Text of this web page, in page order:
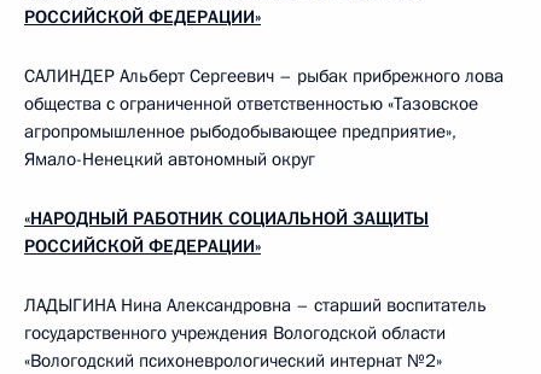
РОССИЙСКОЙ ФЕДЕРАЦИИ»
САЛИНДЕР Альберт Сергеевич – рыбак прибрежного лова
общества с ограниченной ответственностью «Тазовское
агропромышленное рыбодобывающее предприятие»,
Ямало-Ненецкий автономный округ
«НАРОДНЫЙ РАБОТНИК СОЦИАЛЬНОЙ ЗАЩИТЫ
РОССИЙСКОЙ ФЕДЕРАЦИИ»
ЛАДЫГИНА Нина Александровна – старший воспитатель
государственного учреждения Вологодской области
«Вологодский психоневрологический интернат №2»